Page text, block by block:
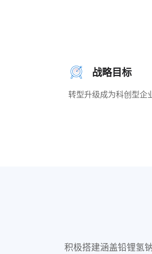
战略目标
转型升级成为科创型企
积极搭建涵盖铅锂氢